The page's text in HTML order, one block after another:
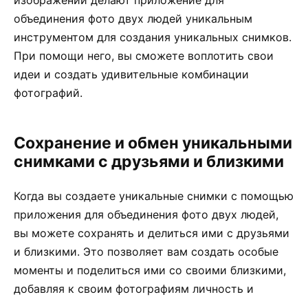
объединения фото двух людей уникальным
инструментом для создания уникальных снимков.
При помощи него, вы сможете воплотить свои
идеи и создать удивительные комбинации
фотографий.
Сохранение и обмен уникальными
снимками с друзьями и близкими
Когда вы создаете уникальные снимки с помощью
приложения для объединения фото двух людей,
вы можете сохранять и делиться ими с друзьями
и близкими. Это позволяет вам создать особые
моменты и поделиться ими со своими близкими,
добавляя к своим фотографиям личность и